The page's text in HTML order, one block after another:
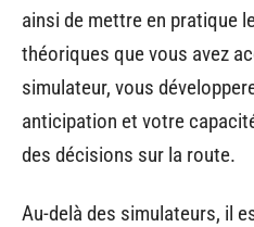
ainsi de mettre en pratique
théoriques que vous avez
simulateur, vous
anticipation et votre
des décisions sur la route.
Au-delà des simulateurs, il